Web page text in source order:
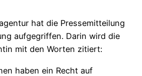
hat die Pressemitteilung
aufgegriffen. Darin wird die
mit den Worten zitiert:
haben ein Recht auf